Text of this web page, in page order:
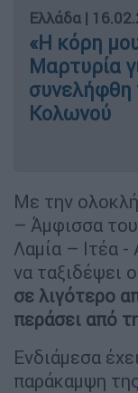
Ελλάδα |
«Η κόρη
Μαρτυρία
συνελήφθη
Κολωνού
Με την
– Άμφισσα
Λαμία – Ιτέα -
να ταξιδέψει
σε λιγότερο
περάσει από
Ενδιάμεσα
παράκαμψη